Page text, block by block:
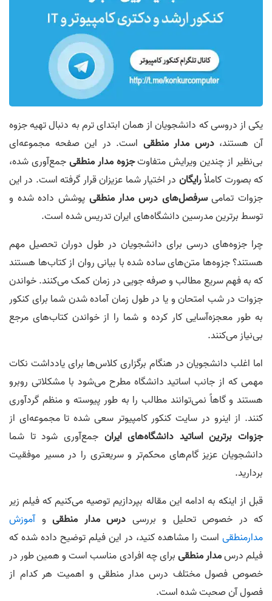
یکی از دروسی که دانشجویان از همان ابتدای ترم به دنبال تهیه جزوه
آن هستند،درس مدار منطقی است. در این صفحه مجموعه‌ای
بی‌نظیر از چندین ویرایش متفاوتجزوه مدار منطقیجمع‌آوری شده،
که بصورت کاملاْ‌رایگان در اختیار شما عزیزان قرار گرفته است. در این
جزوات تمامیسرفصل‌های درس مدار منطقی پوشش داده شده و
توسط برترین مدرسین دانشگاه‌های ایران تدریس شده است.
چرا جزوه‌های درسی برای دانشجویان در طول دوران تحصیل مهم
هستند؟ جزوه‌ها‌ متن‌های ساده شده‌ با بیانی روان از کتاب‌ها هستند
که به فهم سریع مطالب و صرفه جویی در زمان کمک می‌کنند. خواندن
جزوات در شب امتحان و یا در طول زمان آماده شدن شما برای کنکور
به طور معجزه‌آسایی کار کرده و شما را از خواندن کتاب‌های مرجع
بی‌نیاز می‌کنند.
اما اغلب دانشجویان در هنگام برگزاری کلاس‌ها برای یادداشت نکات
مهمی که از جانب اساتید دانشگاه مطرح می‌شود با مشکلاتی روبرو
هستند و گاهاً نمی‌توانند مطالب را به طور پیوسته و منظم گردآوری
کنند. از اینرو در سایت کنکور کامپیوتر سعی شده تا مجموعه‌ای از
جزوات برترین اساتید دانشگاه‌های ایران جمع‌آوری شود تا شما
دانشجویان عزیز گام‌های محکم‌تر و سریعتری را در مسیر موفقیت
بردارید.
قبل از اینکه به ادامه این مقاله بپردازیم توصیه می‌کنیم که فیلم زیر
که در خصوص تحلیل و بررسی درس مدار منطقی وآموزش
مدارمنطقی است را مشاهده کنید، در این فیلم توضیح داده شده که
فیلم درسمدار منطقیبرای چه افرادی مناسب است و همین طور در
خصوص فصول مختلف درس مدار منطقی و اهمیت هر کدام از
فصول آن صحبت شده است.